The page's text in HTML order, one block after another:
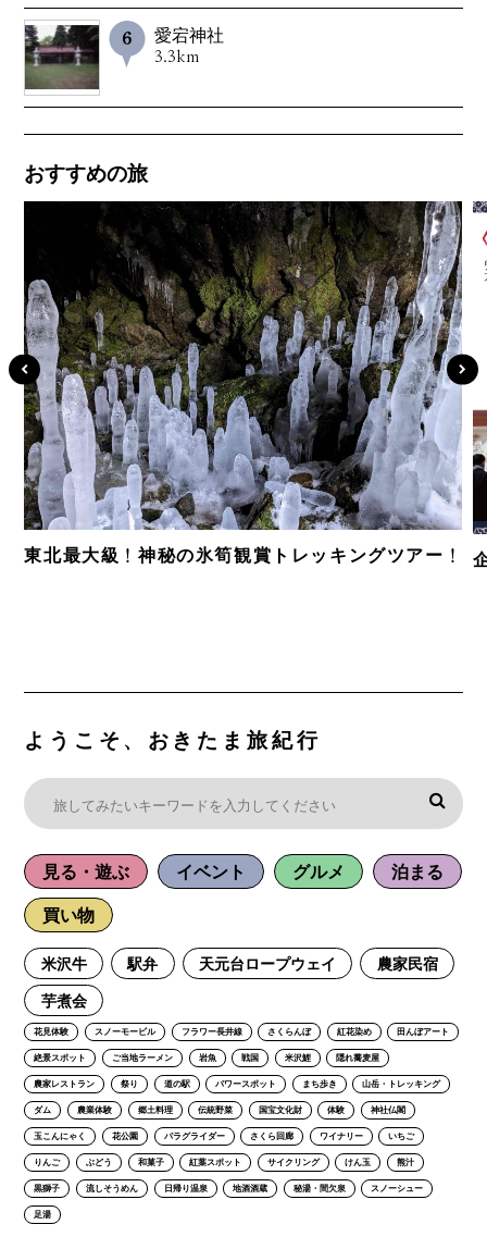
愛宕神社
3.3km
おすすめの旅
東北最大級！神秘の氷筍観賞トレッキングツアー！
ようこそ、おきたま旅紀行
見る・遊ぶ イベント グルメ 泊まる
買い物
米沢牛 駅弁 天元台ロープウェイ 農家民宿
芋煮会
花見体験 スノーモービル フラワー長井線 さくらんぼ 紅花染め 田んぼアート
絶景スポット ご当地ラーメン 岩魚 戦国 米沢鯉 隠れ蕎麦屋
農家レストラン 祭り 道の駅 パワースポット まち歩き 山岳・トレッキング
ダム 農業体験 郷土料理 伝統野菜 国宝文化財 体験 神社仏閣
玉こんにゃく 花公園 パラグライダー さくら回廊 ワイナリー いちご
りんご ぶどう 和菓子 紅葉スポット サイクリング けん玉 熊汁
黒獅子 流しそうめん 日帰り温泉 地酒酒蔵 秘湯・間欠泉 スノーシュー
足湯